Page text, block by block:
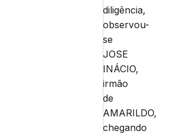
diligência,
observou-
se
JOSE
INÁCIO,
irmão
de
AMARILDO,
chegando